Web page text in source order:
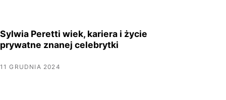
Sylwia Peretti wiek, kariera i życie
prywatne znanej celebrytki
11 GRUDNIA 2024